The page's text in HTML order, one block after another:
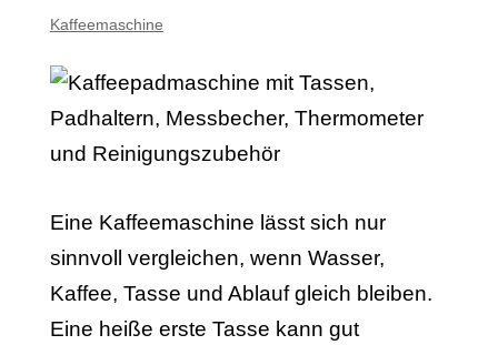
Kaffeemaschine
Eine Kaffeemaschine lässt sich nur
sinnvoll vergleichen, wenn Wasser,
Kaffee, Tasse und Ablauf gleich bleiben.
Eine heiße erste Tasse kann gut